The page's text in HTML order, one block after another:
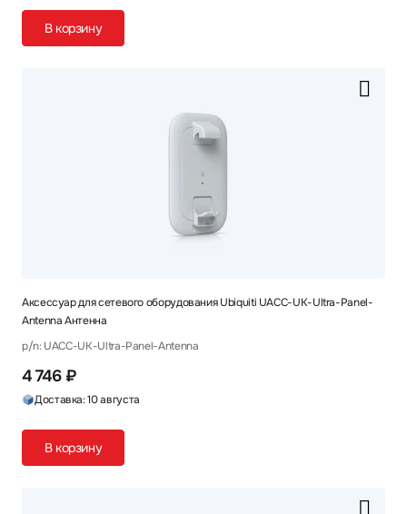
В корзину
Аксессуар для сетевого оборудования Ubiquiti UACC-UK-Ultra-Panel-
Antenna Антенна
p/n: UACC-UK-Ultra-Panel-Antenna
4 746 ₽
Доставка: 10 августа
В корзину